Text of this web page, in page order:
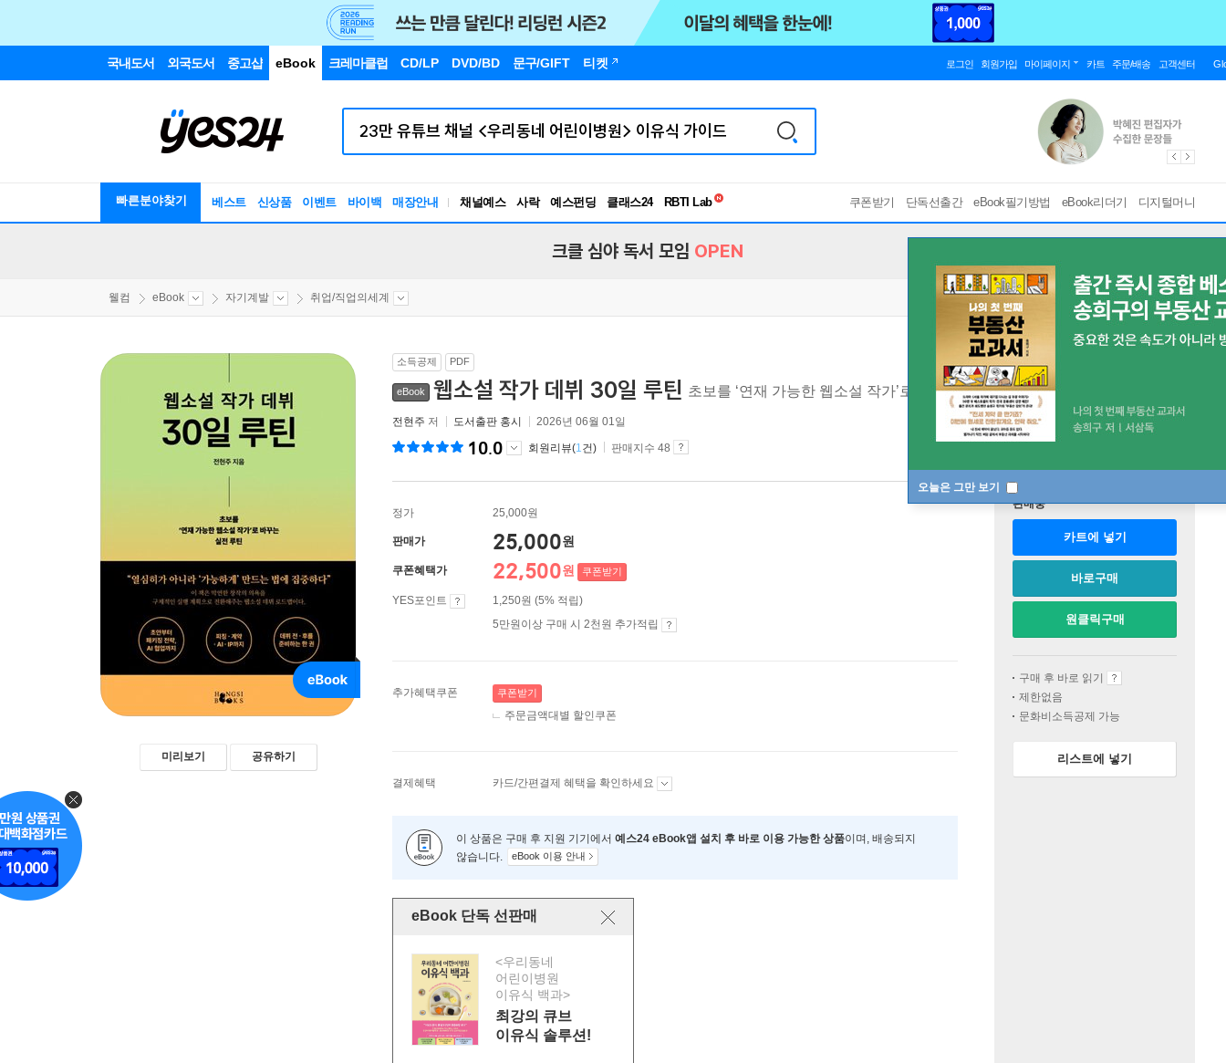
국내도서 외국도서 중고샵 eBook 크레마클럽 CD/LP DVD/BD 문구/GIFT 티켓 로그인 회원가입 마이페이지 카트 주문/배송 고객센터
빠른분야찾기 베스트 신상품 이벤트 바이백 매장안내 채널예스 사락 예스펀딩 클래스24
독서유형검사
쿠폰받기 단독선출간 eBook필기방법 eBook리더기 디지털머니
오늘은 그만 보기
크클 심야 독서 모임 OPEN
웰컴 eBook 자기계발 취업/직업의세계
미리보기 공유하기
소득공제 PDF
eBook 웹소설 작가 데뷔 30일 루틴 초보를 ‘연재 가능한 웹소설 작가’로 바꾸는 실전 루틴[ PDF ]
전현주 저 도서출판 홍시 2026년 06월 01일
10.0 회원리뷰(1건) 판매지수 48
정가 25,000원
판매가 25,000원
쿠폰혜택가 22,500원 쿠폰받기
YES포인트
1,250원 (5% 적립)
5만원이상 구매 시 2천원 추가적립
추가혜택쿠폰 쿠폰받기
주문금액대별 할인쿠폰
결제혜택 카드/간편결제 혜택을 확인하세요
이 상품은 구매 후 지원 기기에서 예스24 eBook앱 설치 후 바로 이용 가능한 상품이며, 배송되지
않습니다.
eBook 이용 안내
eBook 단독 선판매
<우리동네
어린이병원
이유식 백과>
최강의 큐브
이유식 솔루션!
판매중
카트에 넣기
바로구매
원클릭구매
구매 후 바로 읽기
제한없음
문화비소득공제 가능
리스트에 넣기